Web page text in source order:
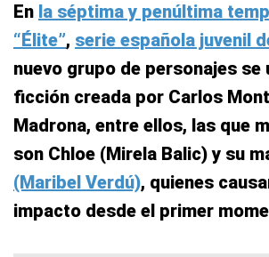
En la séptima y penúltima
“Élite”, serie española juvenil
nuevo grupo de personajes se
ficción creada por Carlos
Madrona, entre ellos, las que
son Chloe (Mirela Balic) y su
(Maribel Verdú), quienes
impacto desde el primer